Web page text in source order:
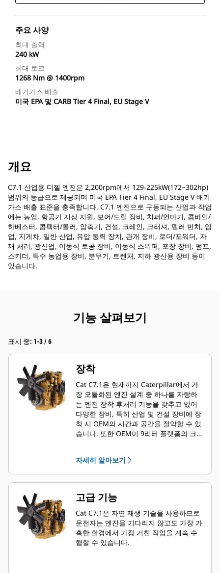
주요 사양
최대 출력
240 kW
최대 토크
1268 Nm @ 1400rpm
배기가스 배출
미국 EPA 및 CARB Tier 4 Final, EU Stage V
개요
C7.1 산업용 디젤 엔진은 2,200rpm에서 129-225kW(172~302hp)
범위의 등급으로 제공되며 미국 EPA Tier 4 Final, EU Stage V 배기
가스 배출 표준을 충족합니다. C7.1 엔진으로 구동되는 산업과 작업
에는 농업, 항공기 지상 지원, 보어/드릴 장비, 치퍼/연마기, 콤바인/
하베스터, 콤팩터/롤러, 압축기, 건설, 크레인, 크러셔, 펠러 번처, 임
업, 지게차, 일반 산업, 유압 동력 장치, 관개 장비, 로더/포워더, 자
재 처리, 광산업, 이동식 토공 장비, 이동식 스위퍼, 포장 장비, 펌프,
스키더, 특수 농업용 장비, 분무기, 트렌처, 지하 광산용 장비 등이
있습니다.
기능 살펴보기
표시 중: 1-3 / 6
장착
Cat C7.1은 현재까지 Caterpillar에서 가
장 모듈화된 엔진 설계 중 하나를 자랑하
는 엔진 장착 후처리 기능을 갖추고 있어
다양한 장비, 특히 산업 및 건설 장비에 장
착 시 OEM의 시간과 공간을 절약할 수 있
습니다. 또한 OEM이 9리터 플랫폼의 크기
자세히 알아보기
고급 기능
Cat C7.1은 자연 재생 기술을 사용하므로
운전자는 엔진을 기다리지 않고도 가장 가
혹한 환경에서 가장 거친 작업을 계속 수
행할 수 있습니다.